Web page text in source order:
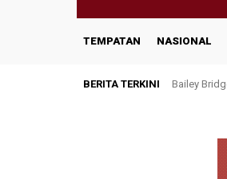
TEMPATAN NASIONAL
BERITA TERKINI Bailey